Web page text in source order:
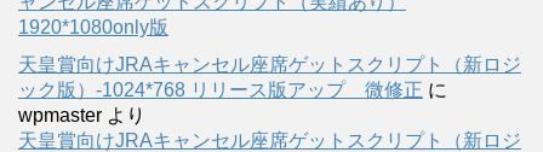
1920*1080only版
天皇賞向けJRAキャンセル座席ゲットスクリプト（新ロジ
ック版）-1024*768 リリース版アップ 微修正 に
wpmaster より
天皇賞向けJRAキャンセル座席ゲットスクリプト（新ロジ